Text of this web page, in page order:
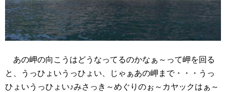
あの岬の向こうはどうなってるのかなぁ～って岬を回る
と、うっひょいうっひょい、じゃぁあの岬まで・・・うっ
ひょいうっひょい♪みさっき～めぐりのぉ～カヤックはぁ～